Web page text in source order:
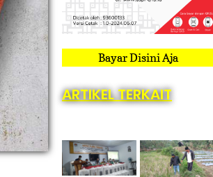
Bayar Disini Aja
ARTIKEL TERKAIT